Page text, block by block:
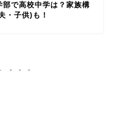
部で高校中学は？家族構
・子供)も！